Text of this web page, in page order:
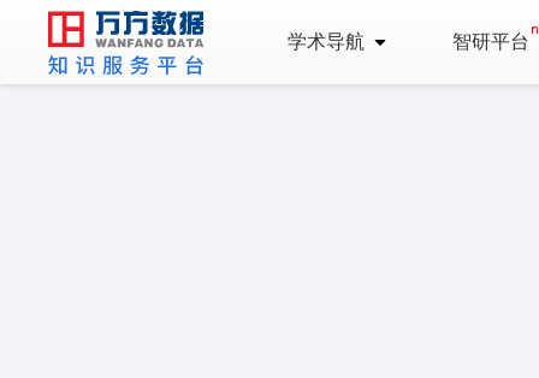
学术导航 智研平台